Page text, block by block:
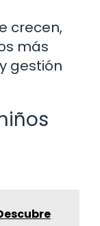
crecen,
más
gestión